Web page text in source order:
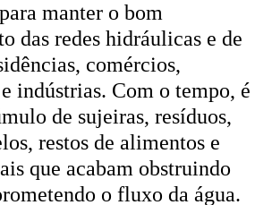
manter o bom
das redes hidráulicas e de
comércios,
indústrias. Com o tempo, é
de sujeiras, resíduos,
restos de alimentos e
que acabam obstruindo
o fluxo da água.